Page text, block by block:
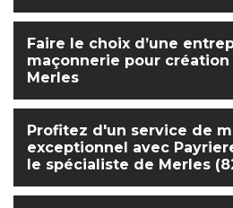
Faire le choix d’une
maçonnerie pour création
Merles
Profitez d'un service de
exceptionnel avec
le spécialiste de Merles